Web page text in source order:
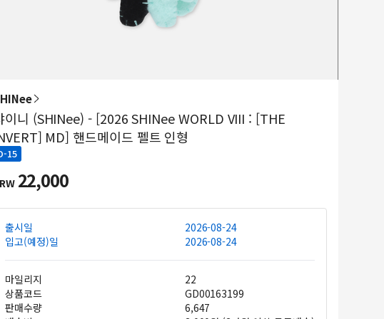
이니 (SHINee) - [2026 SHINee WORLD VIII : [THE
MD] 핸드메이드 펠트 인형
15
22,000
출시일
2026-08-24
입고(예정)일
2026-08-24
마일리지
22
상품코드
GD00163199
판매수량
6,647